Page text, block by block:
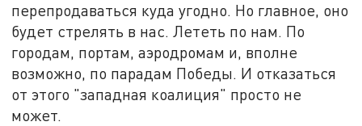
перепродаваться куда угодно. Но главное, оно
будет стрелять в нас. Лететь по нам. По
городам, портам, аэродромам и, вполне
возможно, по парадам Победы. И отказаться
от этого "западная коалиция" просто не
может.